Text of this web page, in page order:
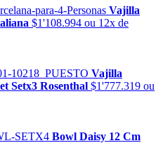
Vajilla
$1'108.994 ou 12x de
Vajilla
Setx3 Rosenthal $1'777.319 ou
Bowl Daisy 12 Cm